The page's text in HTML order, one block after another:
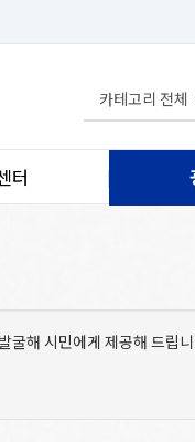
터
굴해 시민에게 제공해 드립